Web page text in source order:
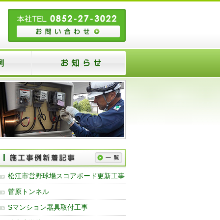
松江市営野球場スコアボード更新工事
菅原トンネル
Sマンション器具取付工事